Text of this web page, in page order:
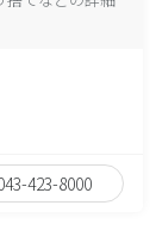
423-8000